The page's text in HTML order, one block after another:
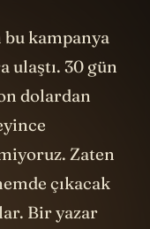
bu kampanya
ulaştı. 30 gün
dolardan
Zaten
çıkacak
Bir yazar